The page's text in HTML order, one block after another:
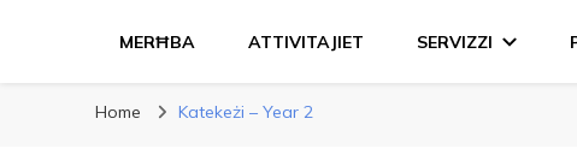
MERĦBA ATTIVITAJIET SERVIZZI
Home Katekeżi – Year 2